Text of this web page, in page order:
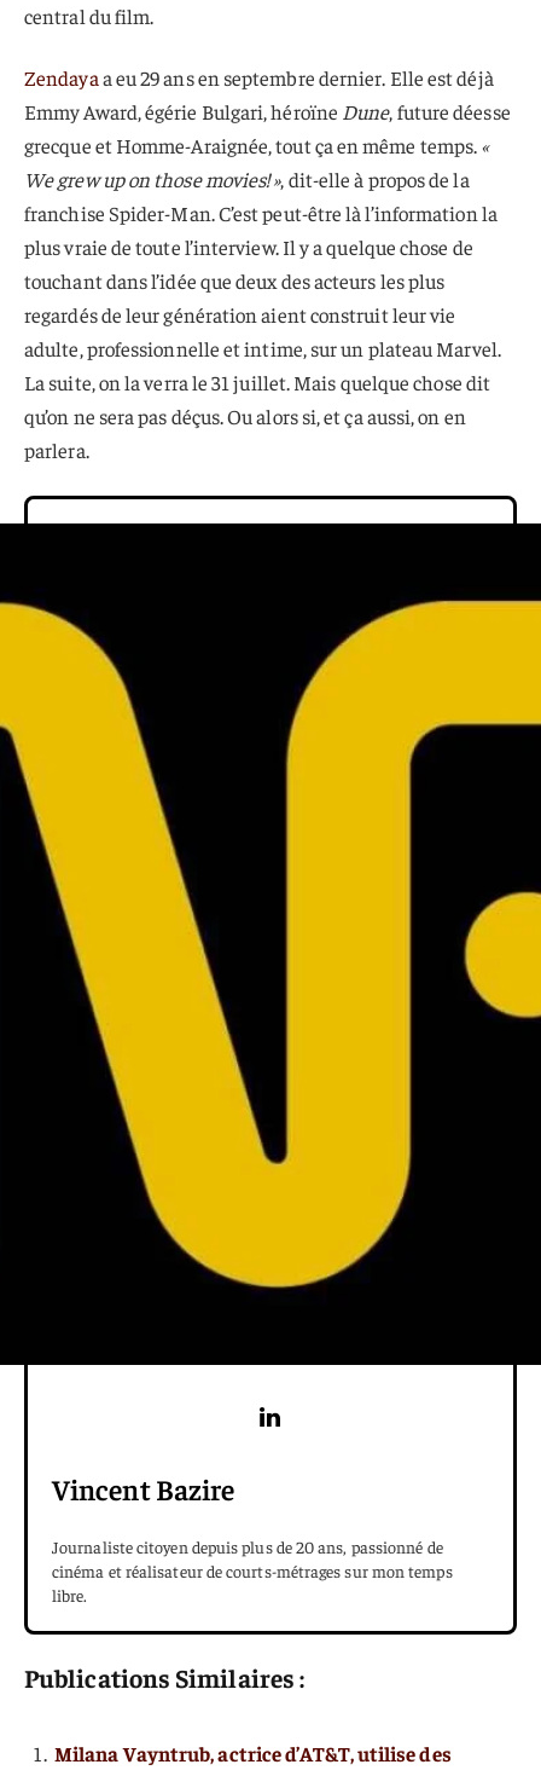
central du film.
Zendayaa eu 29 ans en septembre dernier. Elle est déjà
Emmy Award, égérie Bulgari, héroïne Dune, future déesse
grecque et Homme-Araignée, tout ça en même temps. «
We grew up on those movies! », dit-elle à propos de la
franchise Spider-Man. C’est peut-être là l’information la
plus vraie de toute l’interview. Il y a quelque chose de
touchant dans l’idée que deux des acteurs les plus
regardés de leur génération aient construit leur vie
adulte, professionnelle et intime, sur un plateau Marvel.
La suite, on la verra le 31 juillet. Mais quelque chose dit
qu’on ne sera pas déçus. Ou alors si, et ça aussi, on en
parlera.
Vincent Bazire
Journaliste citoyen depuis plus de 20 ans, passionné de
cinéma et réalisateur de courts-métrages sur mon temps
libre.
Publications Similaires :
Milana Vayntrub, actrice d’AT&T, utilise des